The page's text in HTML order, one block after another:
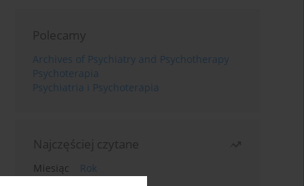
Polecamy
Archives of Psychiatry and Psychotherapy
Psychoterapia
Psychiatria i Psychoterapia
Najczęściej czytane
Miesiąc
Rok